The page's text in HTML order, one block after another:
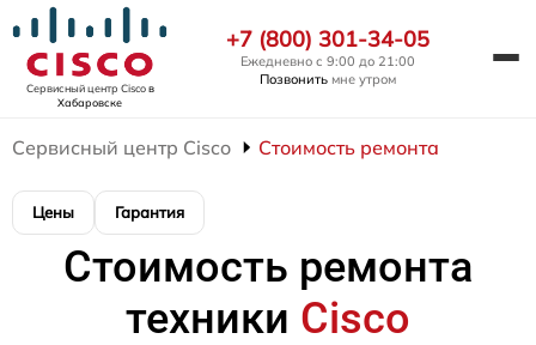
Сервисный центр Ciscoв
Хабаровске
+7 (800) 301-34-05
Ежедневно с 9:00 до 21:00
Позвонить мне утром
Сервисный центр Cisco Стоимость ремонта
Цены Гарантия
Стоимость ремонта
техники Cisco